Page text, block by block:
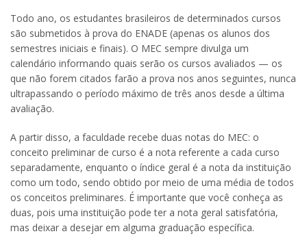
Todo ano, os estudantes brasileiros de determinados cursos
são submetidos à prova do ENADE (apenas os alunos dos
semestres iniciais e finais). O MEC sempre divulga um
calendário informando quais serão os cursos avaliados — os
que não forem citados farão a prova nos anos seguintes, nunca
ultrapassando o período máximo de três anos desde a última
avaliação.
A partir disso, a faculdade recebe duas notas do MEC: o
conceito preliminar de curso é a nota referente a cada curso
separadamente, enquanto o índice geral é a nota da instituição
como um todo, sendo obtido por meio de uma média de todos
os conceitos preliminares. É importante que você conheça as
duas, pois uma instituição pode ter a nota geral satisfatória,
mas deixar a desejar em alguma graduação específica.